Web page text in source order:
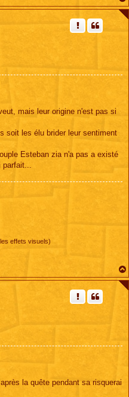
mais leur origine n'est pas si
soit les élu brider leur sentiment
Esteban zia n'a pas a existé
parfait...
effets visuels)
la quête pendant sa risquerai